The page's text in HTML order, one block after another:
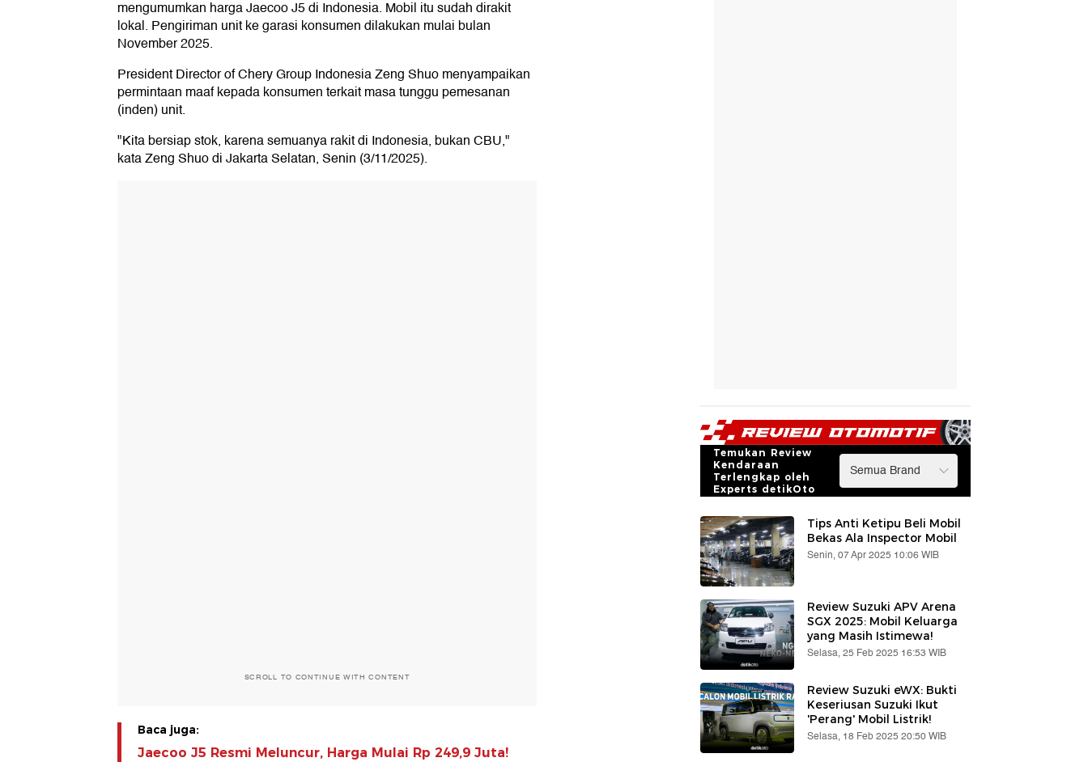
mengumumkan harga Jaecoo J5 di Indonesia. Mobil itu sudah dirakit
lokal. Pengiriman unit ke garasi konsumen dilakukan mulai bulan
November 2025.
President Director of Chery Group Indonesia Zeng Shuo menyampaikan
permintaan maaf kepada konsumen terkait masa tunggu pemesanan
(inden) unit.
"Kita bersiap stok, karena semuanya rakit di Indonesia, bukan CBU,"
kata Zeng Shuo di Jakarta Selatan, Senin (3/11/2025).
SCROLL TO CONTINUE WITH CONTENT
Baca juga:
Jaecoo J5 Resmi Meluncur, Harga Mulai Rp 249,9 Juta!
Temukan Review
Kendaraan
Terlengkap oleh
Experts detikOto
Tips Anti Ketipu Beli Mobil
Bekas Ala Inspector Mobil
Senin, 07 Apr 2025 10:06 WIB
Review Suzuki APV Arena
SGX 2025: Mobil Keluarga
yang Masih Istimewa!
Selasa, 25 Feb 2025 16:53 WIB
Review Suzuki eWX: Bukti
Keseriusan Suzuki Ikut
'Perang' Mobil Listrik!
Selasa, 18 Feb 2025 20:50 WIB